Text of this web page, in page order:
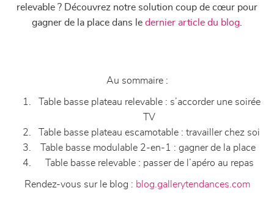
relevable ? Découvrez notre solution coup de cœur pour
gagner de la place dans le dernier article du blog
Au sommaire :
Table basse plateau relevable : s’accorder une soirée
TV
Table basse plateau escamotable : travailler chez soi
Table basse modulable 2-en-1 : gagner de la place
Table basse relevable : passer de l’apéro au repas
Rendez-vous sur le blog : blog.gallerytendances.com